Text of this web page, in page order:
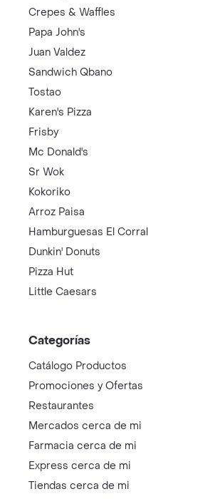
Crepes & Waffles
Papa John's
Juan Valdez
Sandwich Qbano
Tostao
Karen's Pizza
Frisby
Mc Donald's
Sr Wok
Kokoriko
Arroz Paisa
Hamburguesas El Corral
Dunkin' Donuts
Pizza Hut
Little Caesars
Categorías
Catálogo Productos
Promociones y Ofertas
Restaurantes
Mercados cerca de mi
Farmacia cerca de mi
Express cerca de mi
Tiendas cerca de mi